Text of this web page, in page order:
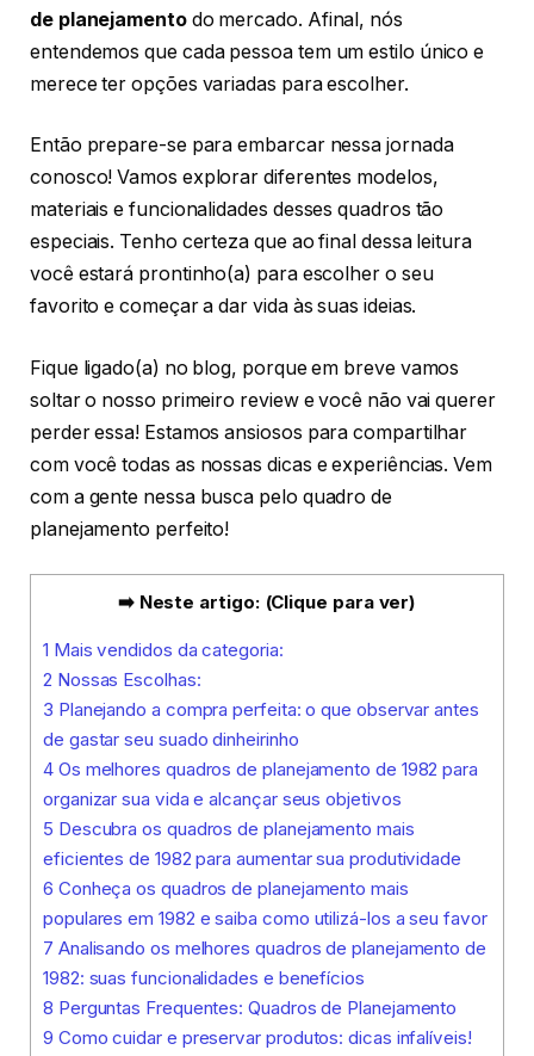
de planejamentodo mercado. Afinal, nós
entendemos que cada pessoa tem um estilo único e
merece ter opções variadas para escolher.
Então prepare-se para embarcar nessa jornada
conosco! Vamos explorar diferentes modelos,
materiais e funcionalidades desses quadros tão
especiais. Tenho certeza que ao final dessa leitura
você estará prontinho(a) para escolher o seu
favorito e começar a dar vida às suas ideias.
Fique ligado(a) no blog, porque em breve vamos
soltar o nosso primeiro review e você não vai querer
perder essa! Estamos ansiosos para compartilhar
com você todas as nossas dicas e experiências. Vem
com a gente nessa busca pelo quadro de
planejamento perfeito!
➡️ Neste artigo: (Clique para ver)
1 Mais vendidos da categoria:
2 Nossas Escolhas:
3 Planejando a compra perfeita: o que observar antes
de gastar seu suado dinheirinho
4Os melhores quadros de planejamento de 1982 para
organizar sua vida e alcançar seus objetivos
5 Descubra os quadros de planejamento mais
eficientes de 1982 para aumentar sua produtividade
6 Conheça os quadros de planejamento mais
populares em 1982 e saiba como utilizá-los a seu favor
7 Analisando os melhores quadros de planejamento de
1982: suas funcionalidades e benefícios
8 Perguntas Frequentes: Quadros de Planejamento
9 Como cuidar e preservar produtos: dicas infalíveis!